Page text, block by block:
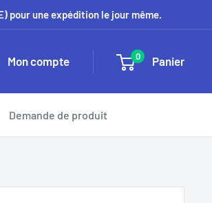
pour une expédition le jour même.
Mon compte 0 Panier
Demande de produit